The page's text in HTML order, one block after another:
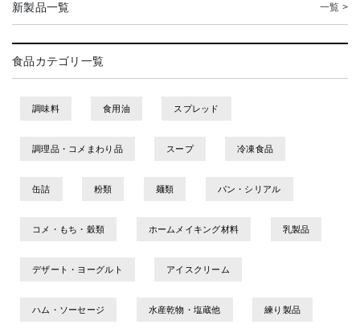
新製品一覧 一覧 >
食品カテゴリ一覧
調味料 食用油 スプレッド
調理品・コメまわり品 スープ 冷凍食品
缶詰 粉類 麺類 パン・シリアル
コメ・もち・穀類 ホームメイキング材料 乳製品
デザート・ヨーグルト アイスクリーム
ハム・ソーセージ 水産乾物・塩蔵他 練り製品